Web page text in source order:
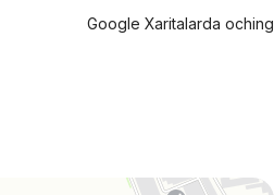
Google Xaritalarda oching